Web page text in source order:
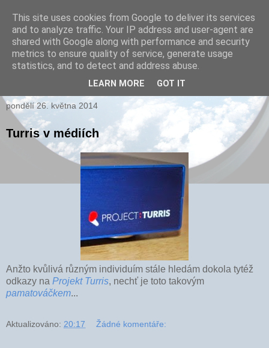
xPARI.cz
Autor přehršle vynálezů, které nefungovaly a několika, které
pondělí 26. května 2014
Turris v médiích
Anžto kvůlivá různým individuím stále hledám dokola tytéž
odkazy na Projekt Turris, nechť je toto takovým
pamatováčkem...
Aktualizováno: 20:17 Žádné komentáře:
This site uses cookies from Google to deliver its services
and to analyze traffic. Your IP address and user-agent are
shared with Google along with performance and security
metrics to ensure quality of service, generate usage
statistics, and to detect and address abuse.
LEARN MORE GOT IT